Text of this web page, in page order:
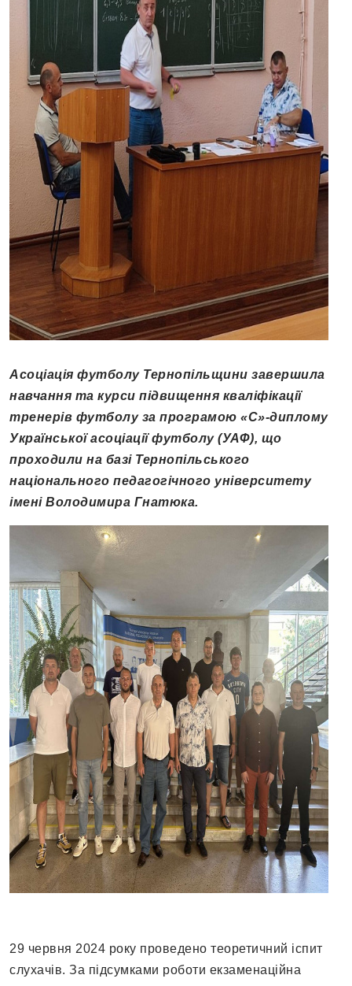
Асоціація футболу Тернопільщини завершила
навчання та курси підвищення кваліфікації
тренерів футболу за програмою «С»-диплому
Української асоціації футболу (УАФ), що
проходили на базі Тернопільського
національного педагогічного університету
імені Володимира Гнатюка.
29 червня 2024 року проведено теоретичний іспит
слухачів. За підсумками роботи екзаменаційна